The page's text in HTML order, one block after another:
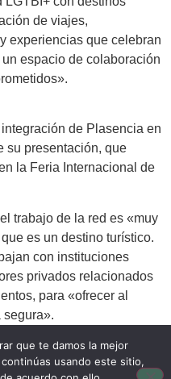
de viajes,
experiencias que celebran
espacio de colaboración
de Plasencia en
su presentación, que
la Feria Internacional de
trabajo de la red es «muy
es un destino turístico.
con instituciones
privados relacionados
para «ofrecer al
segura».
REDD, «se fortalece la
que te damos la mejor
usando este sitio,